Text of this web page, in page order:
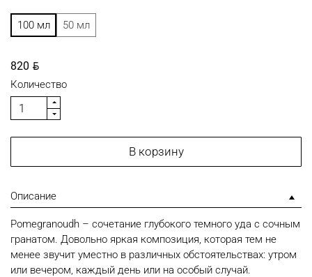
100 мл 50 мл
820 BYN
Количество
В корзину
Описание
Pomegranoudh – сочетание глубокого темного уда с сочным
гранатом. Довольно яркая композиция, которая тем не
менее звучит уместно в различных обстоятельствах: утром
или вечером, каждый день или на особый случай.